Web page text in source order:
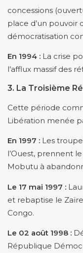
concessions
place d’un pouvoir
démocratisation
En 1994 : La crise
l’afflux massif des
3. La Troisième
Cette période
Libération menée
En 1997 : Les
l’Ouest, prennent
Mobutu à
Le 17 mai 1997 :
et rebaptise le
Congo.
Le 02 août 1998 :
République